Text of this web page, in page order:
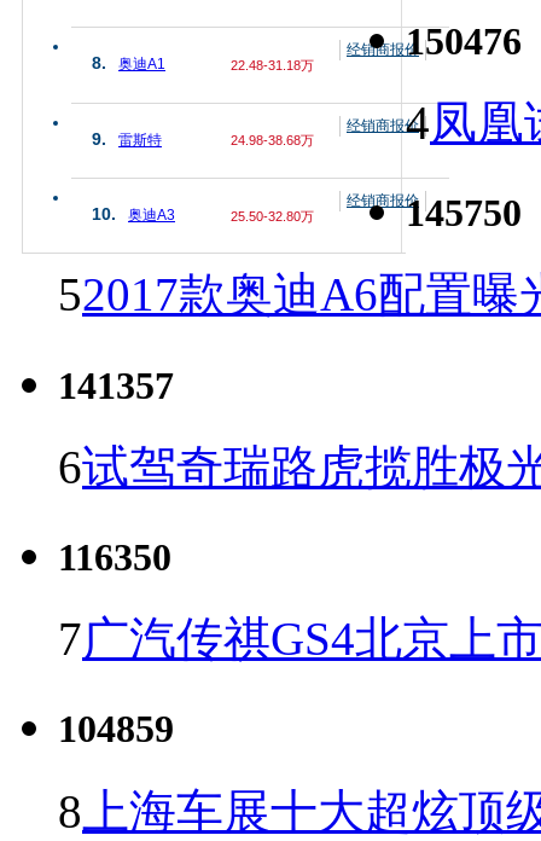
8. 奥迪A1 22.48-31.18万
经销商报价
9. 雷斯特 24.98-38.68万
经销商报价
10. 奥迪A3 25.50-32.80万
经销商报价
150476
4凤凰
145750
52017款奥迪A6配置曝
141357
6试驾奇瑞路虎揽胜极
116350
7广汽传祺GS4北京上
104859
8 上海车展十大超炫顶